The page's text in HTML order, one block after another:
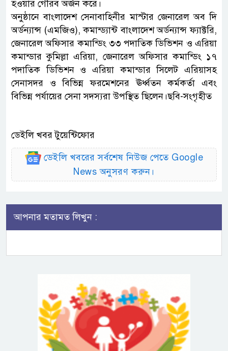
হওয়ার গৌরব অর্জন করে।
অনুষ্ঠানে বাংলাদেশ সেনাবাহিনীর মাস্টার জেনারেল অব দি
অর্ডন্যান্স (এমজিও), কমান্ড্যান্ট বাংলাদেশ অর্ডন্যান্স ফ্যাক্টরি,
জেনারেল অফিসার কমান্ডিং ৩৩ পদাতিক ডিভিশন ও এরিয়া
কমান্ডার কুমিল্লা এরিয়া, জেনারেল অফিসার কমান্ডিং ১৭
পদাতিক ডিভিশন ও এরিয়া কমান্ডার সিলেট এরিয়াসহ
সেনাসদর ও বিভিন্ন ফরমেশনের ঊর্ধ্বতন কর্মকর্তা এবং
বিভিন্ন পর্যায়ের সেনা সদস্যরা উপস্থিত ছিলেন।ছবি-সংগৃহীত
ডেইলি খবর টুয়েন্টিফোর
ডেইলি খবরের সর্বশেষ নিউজ পেতে Google
News অনুসরণ করুন।
আপনার মতামত লিখুন :